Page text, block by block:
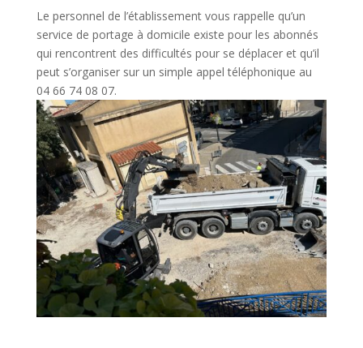
Le personnel de l’établissement vous rappelle qu’un
service de portage à domicile existe pour les abonnés
qui rencontrent des difficultés pour se déplacer et qu’il
peut s’organiser sur un simple appel téléphonique au
04 66 74 08 07.